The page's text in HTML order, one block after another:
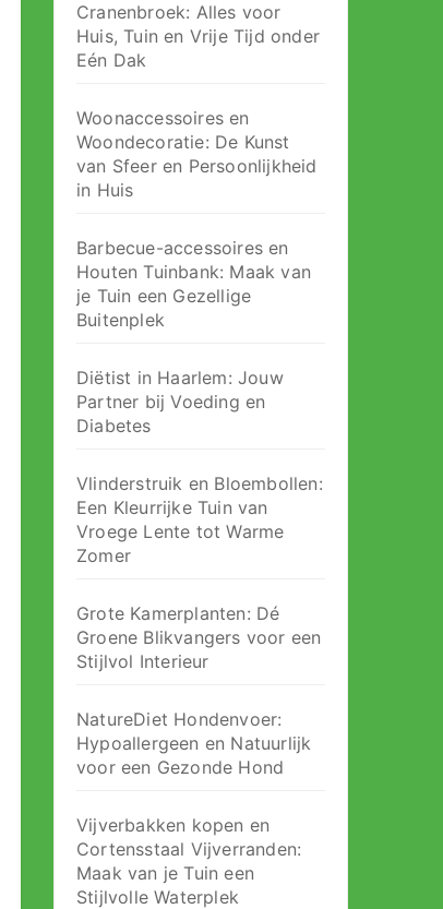
Cranenbroek: Alles voor
Huis, Tuin en Vrije Tijd onder
Eén Dak
Woonaccessoires en
Woondecoratie: De Kunst
van Sfeer en Persoonlijkheid
in Huis
Barbecue-accessoires en
Houten Tuinbank: Maak van
je Tuin een Gezellige
Buitenplek
Diëtist in Haarlem: Jouw
Partner bij Voeding en
Diabetes
Vlinderstruik en Bloembollen:
Een Kleurrijke Tuin van
Vroege Lente tot Warme
Zomer
Grote Kamerplanten: Dé
Groene Blikvangers voor een
Stijlvol Interieur
NatureDiet Hondenvoer:
Hypoallergeen en Natuurlijk
voor een Gezonde Hond
Vijverbakken kopen en
Cortensstaal Vijverranden:
Maak van je Tuin een
Stijlvolle Waterplek